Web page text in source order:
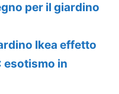
per il giardino
Ikea effetto
esotismo in